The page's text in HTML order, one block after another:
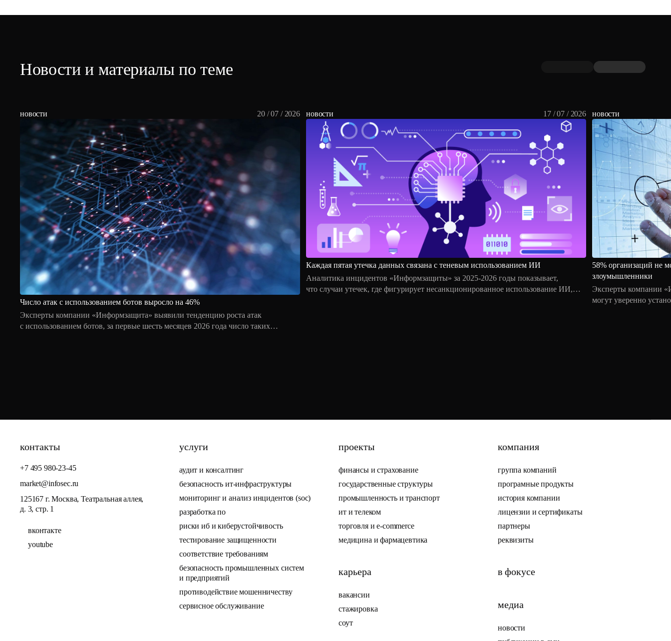
Новости и материалы по теме
новости 20 / 07 / 2026
Число атак с использованием ботов выросло на 46%
Эксперты компании «Информзащита» выявили тенденцию роста атак
с использованием ботов, за первые шесть месяцев 2026 года число таких
новости 17 / 07 / 2026
Каждая пятая утечка данных связана с теневым использованием ИИ
Аналитика инцидентов «Информзащиты» за 2025-2026 годы показывает,
что случаи утечек, где фигурирует несанкционированное использование ИИ,
новости
58% организаций не
злоумышленники
Эксперты компании
могут уверенно
контакты
+7 495 980-23-45
market@infosec.ru
125167 г. Москва, Театральная аллея,
д. 3, стр. 1
вконтакте
youtube
услуги
аудит и консалтинг
безопасность ит-инфраструктуры
мониторинг и анализ инцидентов (soc)
разработка по
риски иб и киберустойчивость
тестирование защищенности
соответствие требованиям
безопасность промышленных систем
и предприятий
противодействие мошенничеству
сервисное обслуживание
проекты
финансы и страхование
государственные структуры
промышленность и транспорт
ит и телеком
торговля и e-commerce
медицина и фармацевтика
карьера
вакансии
стажировка
соут
компания
группа компаний
програмные продукты
история компании
лицензии и сертификаты
партнеры
реквизиты
в фокусе
медиа
новости